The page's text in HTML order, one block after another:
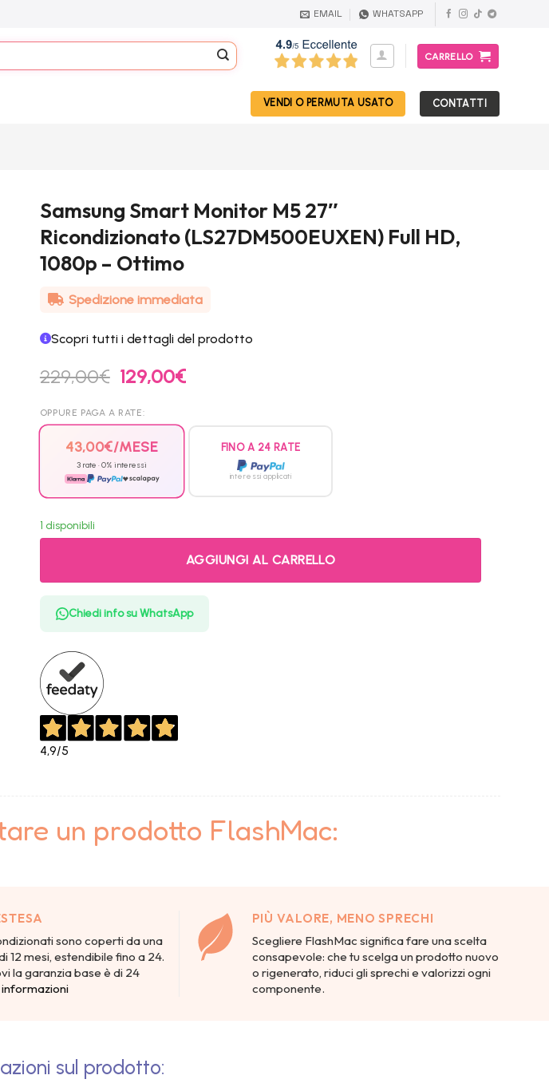
EMAIL WHATSAPP
CARRELLO
VENDI O PERMUTA USATO CONTATTI
Samsung Smart Monitor M5 27″
Ricondizionato (LS27DM500EUXEN) Full HD,
1080p – Ottimo
Spedizione immediata
Scopri tutti i dettagli del prodotto
229,00€ Il
prezzo
originale
era:
229,00€.
129,00€Il
prezzo
129,00€.
OPPURE PAGA A RATE:
43,00€/MESE
3 rate · 0% interessi
FINO A 24 RATE
interessi applicati
1 disponibili
AGGIUNGI AL CARRELLO
Chiedi info su WhatsApp
4,9/5
un prodotto FlashMac:
sono coperti da una
12 mesi, estendibile fino a 24.
la garanzia base è di 24
PIÙ VALORE, MENO SPRECHI
Scegliere FlashMac significa fare una scelta
consapevole: che tu scelga un prodotto nuovo
o rigenerato, riduci gli sprechi e valorizzi ogni
componente.
sul prodotto: